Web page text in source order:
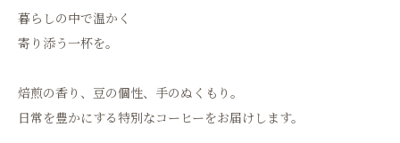
暮らしの中で温かく
寄り添う一杯を。
焙煎の香り、豆の個性、手のぬくもり。